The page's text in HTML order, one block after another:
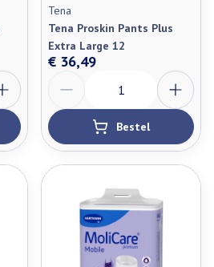
Tena
Tena Proskin Pants Plus
Extra Large 12
€ 36,49
Bestel